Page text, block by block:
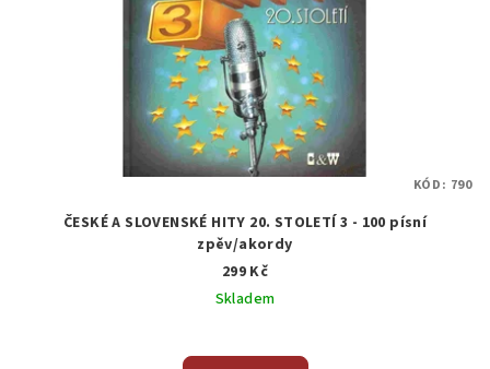
ČESKÉ A SLOVENSKÉ HITY 20. STOLETÍ 3 - 100 písní
zpěv/akordy
299 Kč
Skladem
KÓD: 790